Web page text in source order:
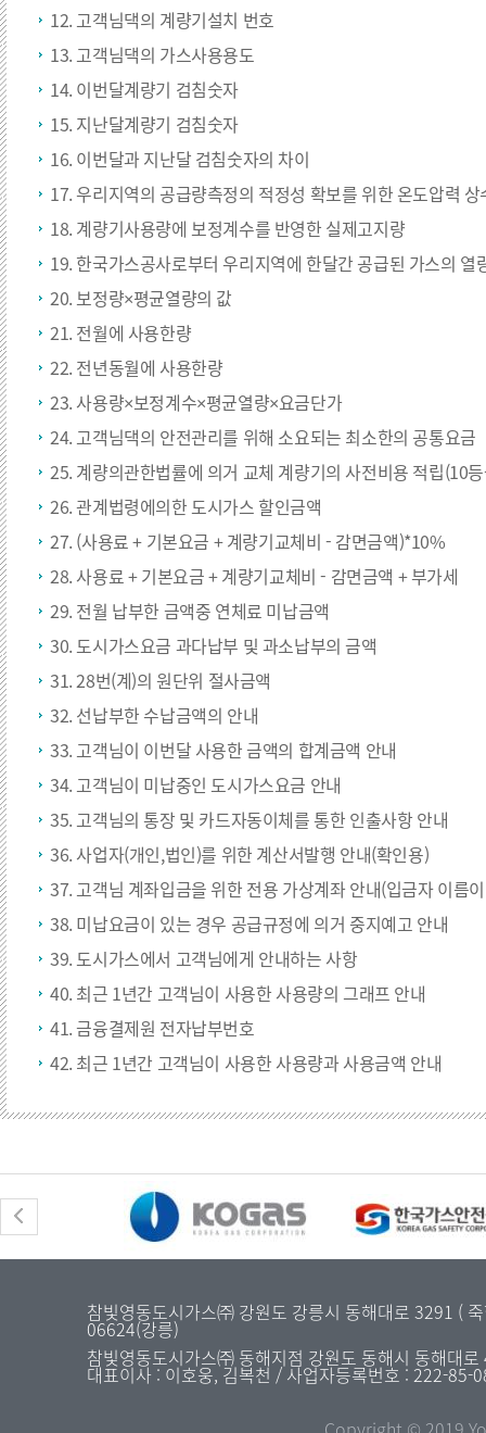
12. 고객님댁의 계량기설치 번호
13. 고객님댁의 가스사용용도
14. 이번달계량기 검침숫자
15. 지난달계량기 검침숫자
16. 이번달과 지난달 검침숫자의 차이
17. 우리지역의 공급량측정의 적정성 확보를 위한 온도압력 상
18. 계량기사용량에 보정계수를 반영한 실제고지량
19. 한국가스공사로부터 우리지역에 한달간 공급된 가스의 열
20. 보정량×평균열량의 값
21. 전월에 사용한량
22. 전년동월에 사용한량
23. 사용량×보정계수×평균열량×요금단가
24. 고객님댁의 안전관리를 위해 소요되는 최소한의 공통요금
25. 계량의관한법률에 의거 교체 계량기의 사전비용 적립(10
26. 관계법령에의한 도시가스 할인금액
27. (사용료 + 기본요금 + 계량기교체비 - 감면금액)*10%
28. 사용료 + 기본요금 + 계량기교체비 - 감면금액 + 부가세
29. 전월 납부한 금액중 연체료 미납금액
30. 도시가스요금 과다납부 및 과소납부의 금액
31. 28번(계)의 원단위 절사금액
32. 선납부한 수납금액의 안내
33. 고객님이 이번달 사용한 금액의 합계금액 안내
34. 고객님이 미납중인 도시가스요금 안내
35. 고객님의 통장 및 카드자동이체를 통한 인출사항 안내
36. 사업자(개인,법인)를 위한 계산서발행 안내(확인용)
37. 고객님 계좌입금을 위한 전용 가상계좌 안내(입금자 이름
38. 미납요금이 있는 경우 공급규정에 의거 중지예고 안내
39. 도시가스에서 고객님에게 안내하는 사항
40. 최근 1년간 고객님이 사용한 사용량의 그래프 안내
41. 금융결제원 전자납부번호
42. 최근 1년간 고객님이 사용한 사용량과 사용금액 안내
참빛영동도시가스㈜ 강원도 강릉시 동해대로 3291 (
06624(강릉)
참빛영동도시가스㈜ 동해지점 강원도 동해시 동해대
대표이사 : 이호웅, 김복천 / 사업자등록번호 : 222-85-